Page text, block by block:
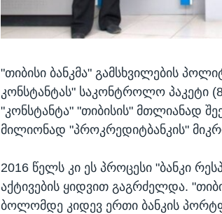
"თიბისი ბანკმა" გამსხვილების
კონსტანტას" საკონტროლო პაკეტი
"კონსტანტა" "თიბისის" მთლიანად
მილიონად "პროკრედიტბანკის"
2016 წელს კი ეს პროცესი "ბანკი
აქტივების ყიდვით გაგრძელდა.
ბოლომდე კიდევ ერთი ბანკის